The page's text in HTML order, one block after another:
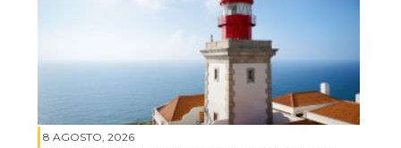
8 AGOSTO, 2026